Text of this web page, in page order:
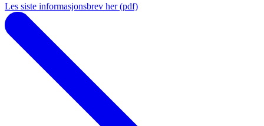
Les siste informasjonsbrev her (pdf)